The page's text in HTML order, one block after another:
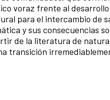
voraz frente al
para el intercambio de
y sus consecuencias
de la literatura de
transición